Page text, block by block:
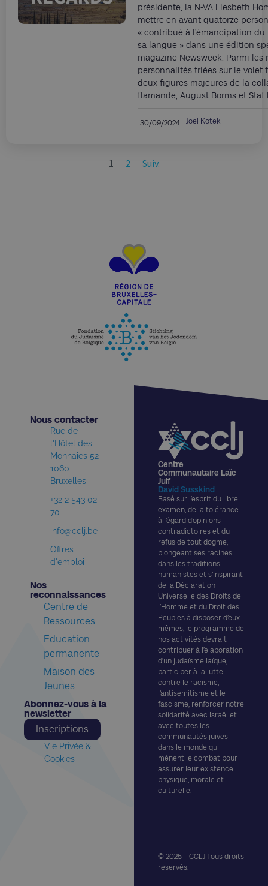
présidente, la N-VA Liesbeth
mettre en avant quatorze
« contribué à l’émancipation
sa langue » dans une édition
magazine Newsweek. Parmi les
personnalités triées sur le volet
deux figures majeures de la
flamande, August Borms et Staf
30/09/2024 Joel Kotek
1 2 Suiv.
Centre
Communautaire Laïc
Juif
David Susskind
Basé sur l’esprit du libre
examen, de la tolérance
à l’égard d’opinions
contradictoires et du
refus de tout dogme,
plongeant ses racines
dans les traditions
humanistes et s’inspirant
de la Déclaration
Universelle des Droits de
l’Homme et du Droit des
Peuples à disposer d’eux-
mêmes, le programme de
nos activités devrait
contribuer à l’élaboration
d’un judaïsme laïque,
participer à la lutte
contre le racisme,
l’antisémitisme et le
fascisme, renforcer notre
solidarité avec Israël et
avec toutes les
communautés juives
dans le monde qui
mènent le combat pour
assurer leur existence
physique, morale et
culturelle.
© 2025 – CCLJ Tous droits
réservés.
Nous contacter​
Rue de
l'Hôtel des
Monnaies 52
1060
Bruxelles
+32 2 543 02
70
info@cclj.be
Offres
d'emploi
Nos
reconnaissances​
Centre de
Ressources
Education
permanente
Maison des
Jeunes
Abonnez-vous à la
newsletter​
Inscriptions
Vie Privée &
Cookies